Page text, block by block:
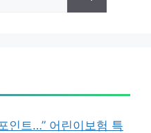
인트…” 어린이보험 특